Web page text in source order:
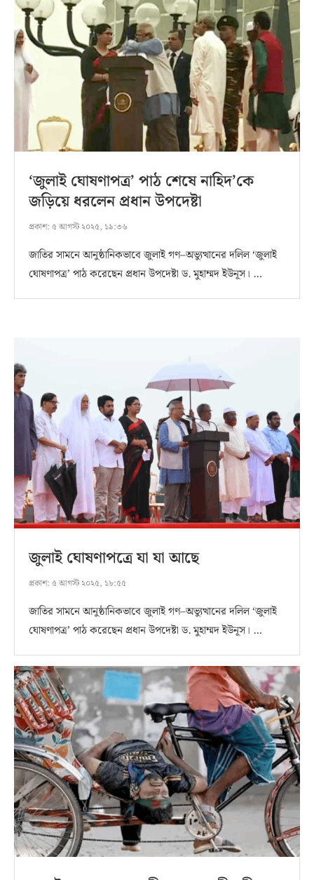
‘জুলাই ঘোষণাপত্র’ পাঠ শেষে নাহিদ’কে
জড়িয়ে ধরলেন প্রধান উপদেষ্টা
প্রকাশ: ৫ আগস্ট ২০২৫, ১৯:৩৬
জাতির সামনে আনুষ্ঠানিকভাবে জুলাই গণ–অভ্যুত্থানের দলিল ‘জুলাই
ঘোষণাপত্র’ পাঠ করেছেন প্রধান উপদেষ্টা ড. মুহাম্মদ ইউনূস। …
জুলাই ঘোষণাপত্রে যা যা আছে
প্রকাশ: ৫ আগস্ট ২০২৫, ১৮:৫৫
জাতির সামনে আনুষ্ঠানিকভাবে জুলাই গণ–অভ্যুত্থানের দলিল ‘জুলাই
ঘোষণাপত্র’ পাঠ করেছেন প্রধান উপদেষ্টা ড. মুহাম্মদ ইউনূস। …